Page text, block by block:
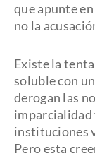
que apunte
no la
Existe la
soluble con
derogan las
imparcialidad
instituciones
Pero esta